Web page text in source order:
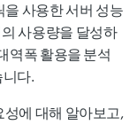
을 사용한 서버 성능
사용량을 달성하
역폭 활용을 분석
다.
에 대해 알아보고,